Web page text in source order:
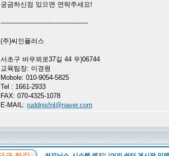
궁금하신점 있으면 연락주세요!
-------------------------------------------
(주)씨인플러스
서초구 바우뫼로37길 44 우)06744
교육팀장: 이경원
Mobole: 010-9054-5825
Tel : 1661-2933
FAX: 070-4325-1078
E-MAIL: ruddnjsfnl@naver.com